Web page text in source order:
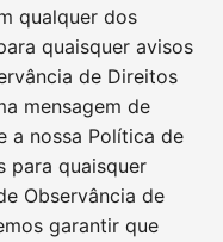
qualquer dos
quaisquer avisos
de Direitos
mensagem de
a nossa Política de
para quaisquer
Observância de
garantir que